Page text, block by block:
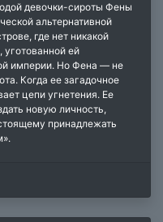
девочки-сироты Фены
альтернативной
где нет никакой
ей
империи. Но Фена — не
Когда ее загадочное
цепи угнетения. Ее
новую личность,
принадлежать